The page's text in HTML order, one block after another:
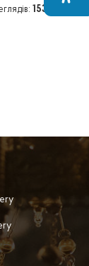
1537